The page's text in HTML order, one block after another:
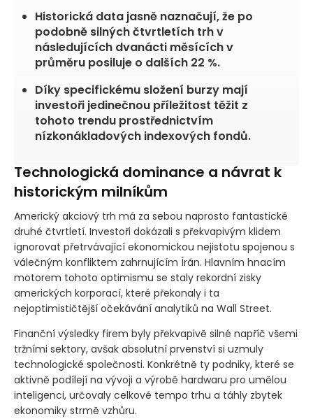
Historická data jasně naznačují, že po
podobně silných čtvrtletích trh v
následujících dvanácti měsících v
průměru posiluje o dalších 22 %.
Díky specifickému složení burzy mají
investoři jedinečnou příležitost těžit z
tohoto trendu prostřednictvím
nízkonákladových indexových fondů.
Technologická dominance a návrat k
historickým milníkům
Americký akciový trh má za sebou naprosto fantastické
druhé čtvrtletí. Investoři dokázali s překvapivým klidem
ignorovat přetrvávající ekonomickou nejistotu spojenou s
válečným konfliktem zahrnujícím Írán. Hlavním hnacím
motorem tohoto optimismu se staly rekordní zisky
amerických korporací, které překonaly i ta
nejoptimističtější očekávání analytiků na Wall Street.
Finanční výsledky firem byly překvapivě silné napříč všemi
tržními sektory, avšak absolutní prvenství si uzmuly
technologické společnosti. Konkrétně ty podniky, které se
aktivně podílejí na vývoji a výrobě hardwaru pro umělou
inteligenci, určovaly celkové tempo trhu a táhly zbytek
ekonomiky strmě vzhůru.